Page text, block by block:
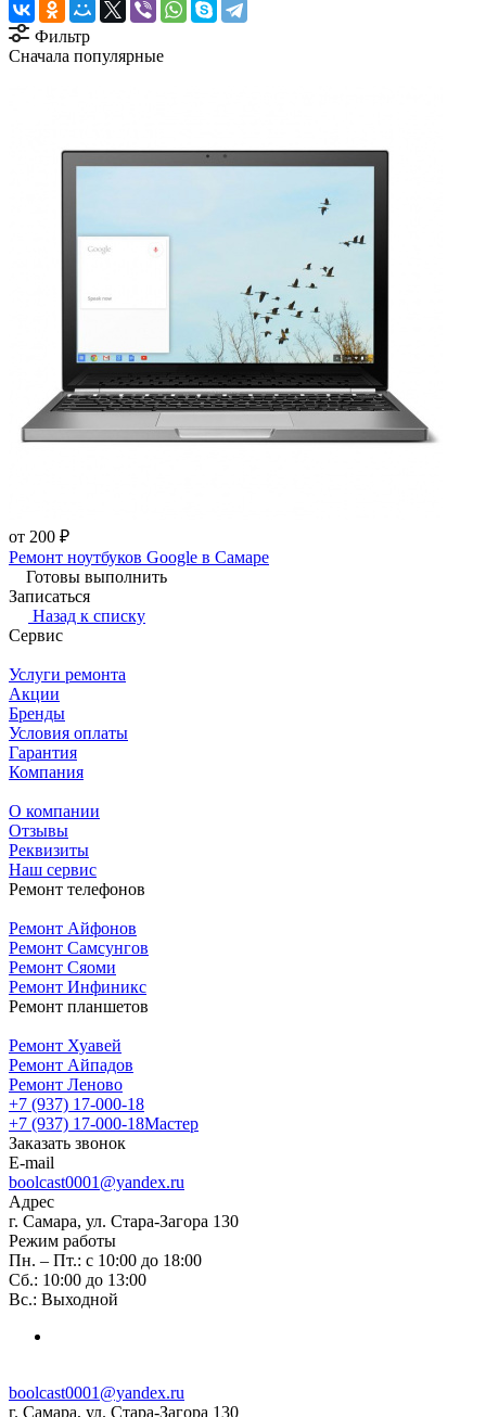
Фильтр
Сначала популярные
от 200 ₽
Ремонт ноутбуков Google в Самаре
Готовы выполнить
Записаться
Назад к списку
Сервис
Услуги ремонта
Акции
Бренды
Условия оплаты
Гарантия
Компания
О компании
Отзывы
Реквизиты
Наш сервис
Ремонт телефонов
Ремонт Айфонов
Ремонт Самсунгов
Ремонт Сяоми
Ремонт Инфиникс
Ремонт планшетов
Ремонт Хуавей
Ремонт Айпадов
Ремонт Леново
+7 (937) 17-000-18
+7 (937) 17-000-18Мастер
Заказать звонок
E-mail
boolcast0001@yandex.ru
Адрес
г. Самара, ул. Стара-Загора 130
Режим работы
Пн. – Пт.: с 10:00 до 18:00
Сб.: 10:00 до 13:00
Вс.: Выходной
boolcast0001@yandex.ru
г. Самара, ул. Стара-Загора 130